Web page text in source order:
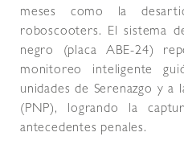
meses como la
roboscooters. El sistema
negro (placa ABE-24)
monitoreo inteligente
unidades de Serenazgo y a
(PNP), logrando la
antecedentes penales.